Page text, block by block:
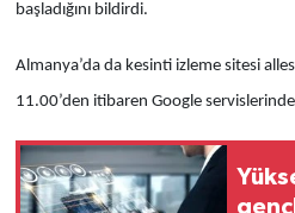
başladığını bildirdi.
Almanya’da da kesinti izleme sitesi
11.00’den itibaren Google